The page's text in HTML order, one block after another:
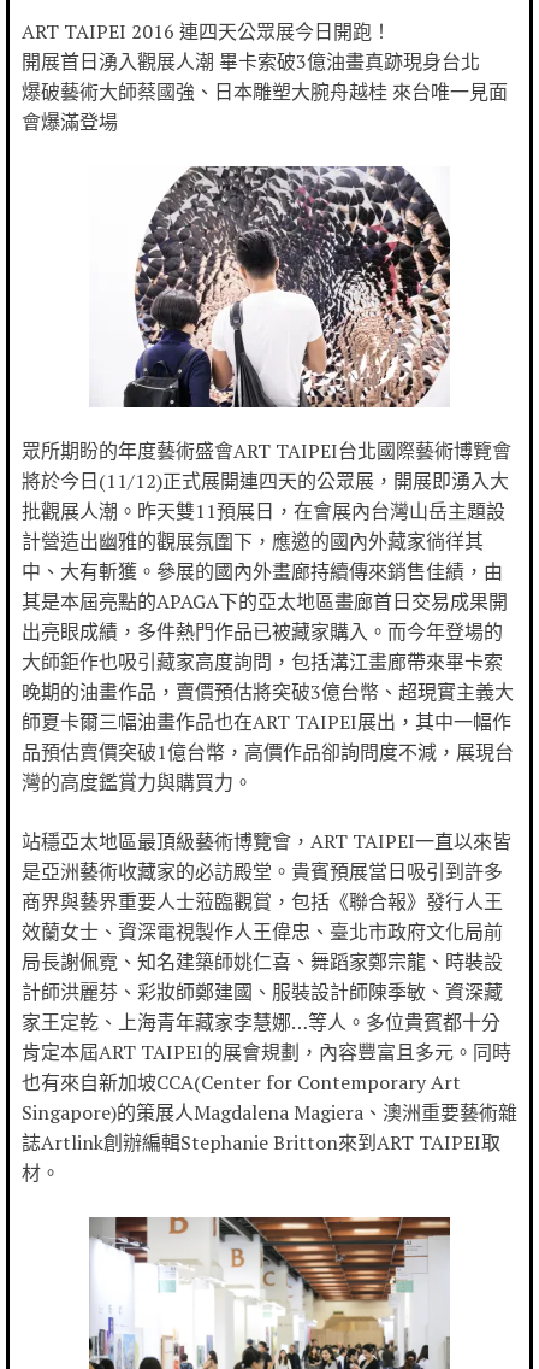
ART TAIPEI 2016 連四天公眾展今日開跑！
開展首日湧入觀展人潮 畢卡索破3億油畫真跡現身台北
爆破藝術大師蔡國強、日本雕塑大腕舟越桂 來台唯一見面
會爆滿登場
眾所期盼的年度藝術盛會ART TAIPEI台北國際藝術博覽會
將於今日(11/12)正式展開連四天的公眾展，開展即湧入大
批觀展人潮。昨天雙11預展日，在會展內台灣山岳主題設
計營造出幽雅的觀展氛圍下，應邀的國內外藏家徜徉其
中、大有斬獲。參展的國內外畫廊持續傳來銷售佳績，由
其是本屆亮點的APAGA下的亞太地區畫廊首日交易成果開
出亮眼成績，多件熱門作品已被藏家購入。而今年登場的
大師鉅作也吸引藏家高度詢問，包括溝江畫廊帶來畢卡索
晚期的油畫作品，賣價預估將突破3億台幣、超現實主義大
師夏卡爾三幅油畫作品也在ART TAIPEI展出，其中一幅作
品預估賣價突破1億台幣，高價作品卻詢問度不減，展現台
灣的高度鑑賞力與購買力。
站穩亞太地區最頂級藝術博覽會，ART TAIPEI一直以來皆
是亞洲藝術收藏家的必訪殿堂。貴賓預展當日吸引到許多
商界與藝界重要人士蒞臨觀賞，包括《聯合報》發行人王
效蘭女士、資深電視製作人王偉忠、臺北市政府文化局前
局長謝佩霓、知名建築師姚仁喜、舞蹈家鄭宗龍、時裝設
計師洪麗芬、彩妝師鄭建國、服裝設計師陳季敏、資深藏
家王定乾、上海青年藏家李慧娜…等人。多位貴賓都十分
肯定本屆ART TAIPEI的展會規劃，內容豐富且多元。同時
也有來自新加坡CCA(Center for Contemporary Art
Singapore)的策展人Magdalena Magiera、澳洲重要藝術雜
誌Artlink創辦編輯Stephanie Britton來到ART TAIPEI取
材。